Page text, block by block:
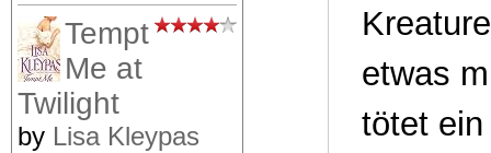
Tempt
Me at
Twilight
by Lisa Kleypas
etwas
tötet